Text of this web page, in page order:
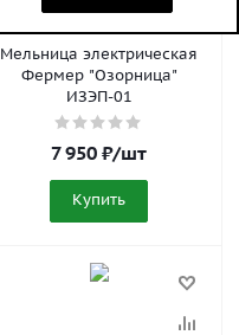
Мельница электрическая
Фермер "Озорница"
ИЗЭП-01
7 950 ₽/шт
Купить